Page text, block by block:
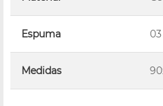
Espuma
Medidas